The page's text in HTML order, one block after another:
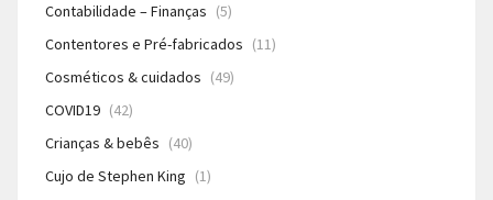
Contabilidade – Finanças (5)
Contentores e Pré-fabricados (11)
Cosméticos & cuidados (49)
COVID19 (42)
Crianças & bebês (40)
Cujo de Stephen King (1)